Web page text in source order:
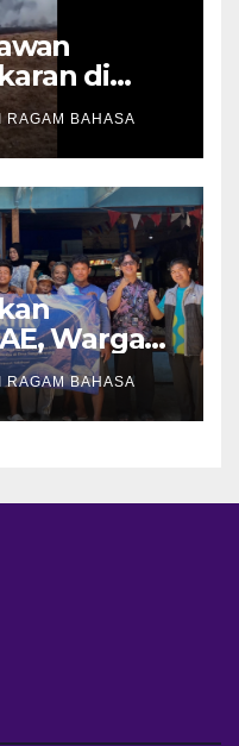
di
BAHASA
Warga
Diajak
Bernilai
BAHASA